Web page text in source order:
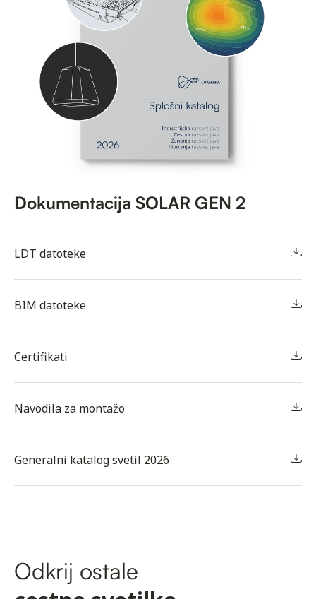
Dokumentacija SOLAR GEN 2
LDT datoteke
BIM datoteke
Certifikati
Navodila za montažo
Generalni katalog svetil 2026
Odkrij ostale